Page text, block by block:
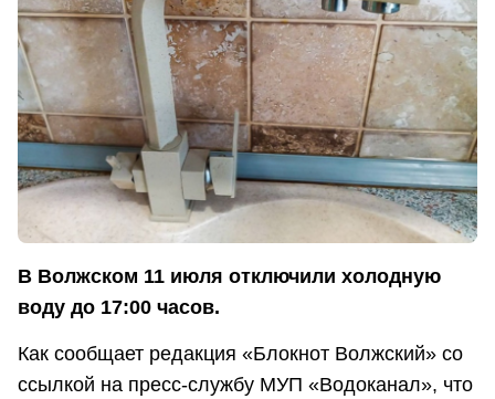
В Волжском 11 июля отключили холодную
воду до 17:00 часов.
Как сообщает редакция «Блокнот Волжский» со
ссылкой на пресс-службу МУП «Водоканал», что